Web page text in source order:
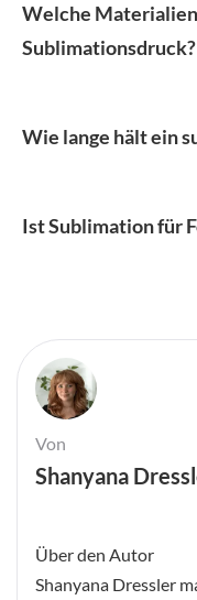
Welche
Sublimationsdruck?
Wie lange hält ein
Ist Sublimation für
Von
Shanyana
Über den Autor
Shanyana Dressler